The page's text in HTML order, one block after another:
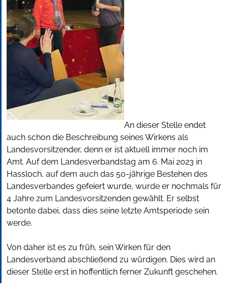
An dieser Stelle endet
auch schon die Beschreibung seines Wirkens als
Landesvorsitzender, denn er ist aktuell immer noch im
Amt. Auf dem Landesverbandstag am 6. Mai 2023 in
Hassloch, auf dem auch das 50-jährige Bestehen des
Landesverbandes gefeiert wurde, wurde er nochmals für
4 Jahre zum Landesvorsitzenden gewählt. Er selbst
betonte dabei, dass dies seine letzte Amtsperiode sein
werde.
Von daher ist es zu früh, sein Wirken für den
Landesverband abschließend zu würdigen. Dies wird an
dieser Stelle erst in hoffentlich ferner Zukunft geschehen.